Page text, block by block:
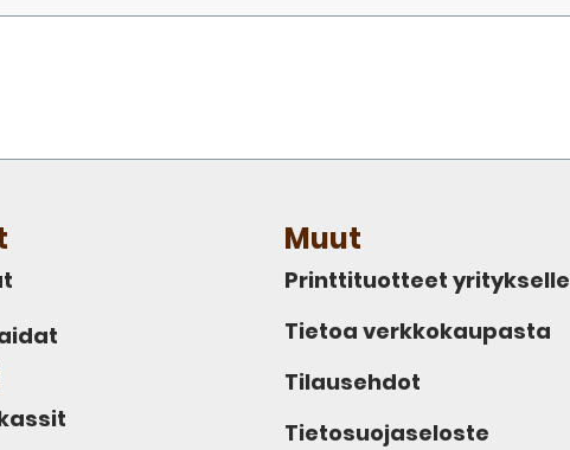
Muut
Printtituotteet yritykselle
Tietoa verkkokaupasta
Tilausehdot
Tietosuojaseloste